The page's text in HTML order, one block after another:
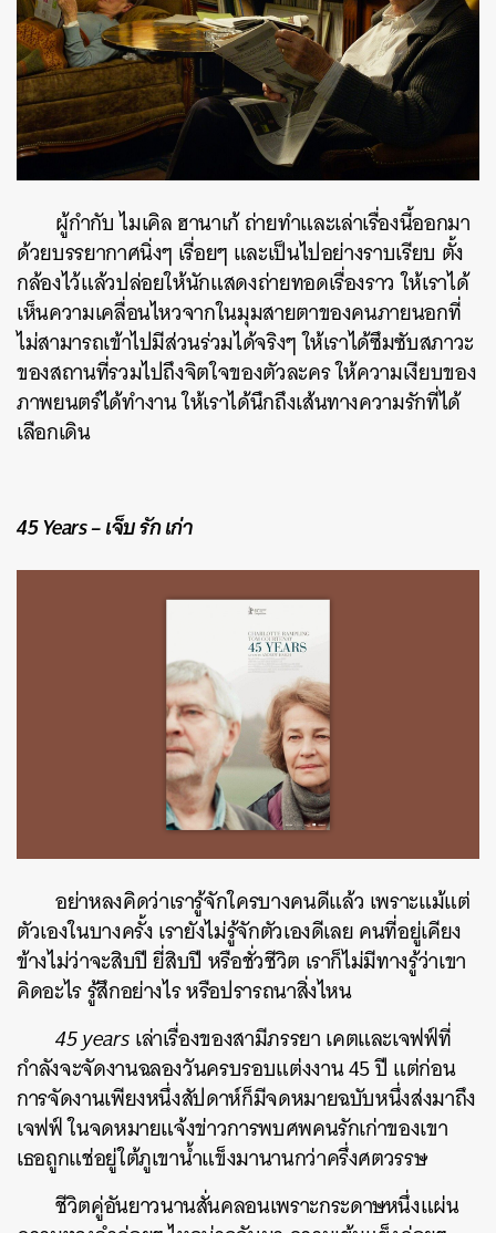
ผู้กำกับ ไมเคิล ฮานาเก้ ถ่ายทำและเล่าเรื่องนี้ออกมา
ด้วยบรรยากาศนิ่งๆ เรื่อยๆ และเป็นไปอย่างราบเรียบ ตั้ง
กล้องไว้แล้วปล่อยให้นักแสดงถ่ายทอดเรื่องราว ให้เราได้
เห็นความเคลื่อนไหวจากในมุมสายตาของคนภายนอกที่
ไม่สามารถเข้าไปมีส่วนร่วมได้จริงๆ ให้เราได้ซึมซับสภาวะ
ของสถานที่รวมไปถึงจิตใจของตัวละคร ให้ความเงียบของ
ภาพยนตร์ได้ทำงาน ให้เราได้นึกถึงเส้นทางความรักที่ได้
เลือกเดิน
45 Years – เจ็บ รัก เก่า
อย่าหลงคิดว่าเรารู้จักใครบางคนดีแล้ว เพราะแม้แต่
ตัวเองในบางครั้ง เรายังไม่รู้จักตัวเองดีเลย คนที่อยู่เคียง
ข้างไม่ว่าจะสิบปี ยี่สิบปี หรือชั่วชีวิต เราก็ไม่มีทางรู้ว่าเขา
คิดอะไร รู้สึกอย่างไร หรือปรารถนาสิ่งไหน
45 yearsเล่าเรื่องของสามีภรรยา เคตและเจฟฟ์ที่
กำลังจะจัดงานฉลองวันครบรอบแต่งงาน 45 ปี แต่ก่อน
การจัดงานเพียงหนึ่งสัปดาห์ก็มีจดหมายฉบับหนึ่งส่งมาถึง
เจฟฟ์ ในจดหมายแจ้งข่าวการพบศพคนรักเก่าของเขา
เธอถูกแช่อยู่ใต้ภูเขาน้ำแข็งมานานกว่าครึ่งศตวรรษ
ชีวิตคู่อันยาวนานสั่นคลอนเพราะกระดาษหนึ่งแผ่น